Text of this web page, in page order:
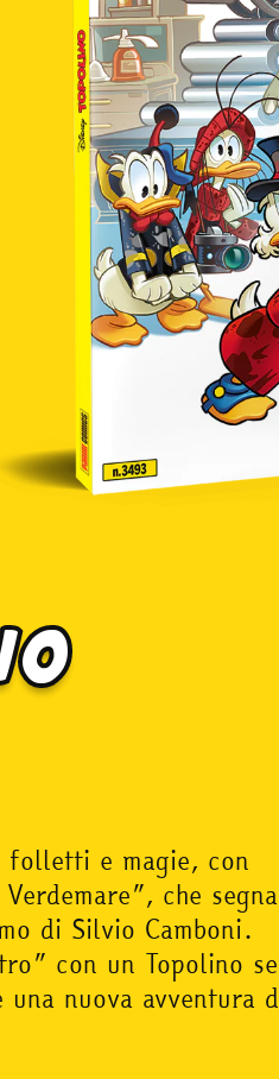
e magie, con
che segna
di Silvio Camboni.
con un Topolino
nuova avventura